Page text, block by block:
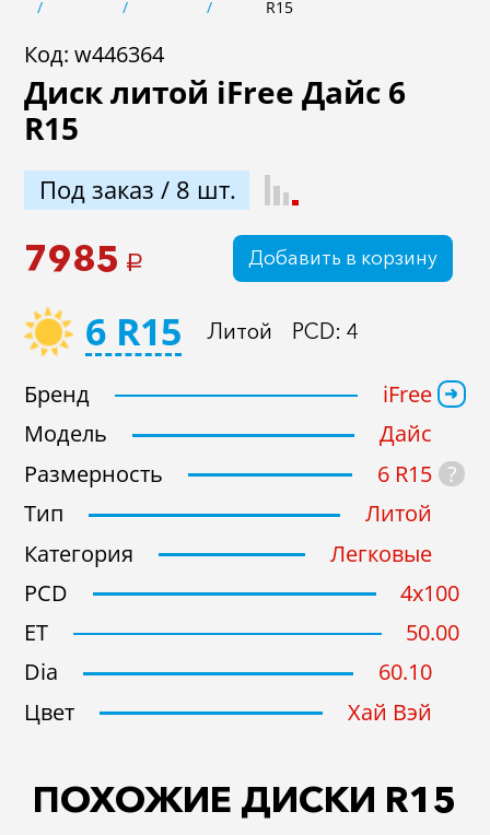
Не задан
ET
Не задан
Dia
Не задан
Подобрать Сброс
R15
Код: w446364
Диск литой iFree Дайс 6
R15
Под заказ / 8 шт.
7985 a Добавить в корзину
6 R15 Литой PCD: 4
Бренд
iFree
Модель
Дайс
Размерность
6 R15 ?
Тип
Литой
Категория
Легковые
PCD
4x100
ET
50.00
Dia
60.10
Цвет
Хай Вэй
ПОХОЖИЕ ДИСКИ R15